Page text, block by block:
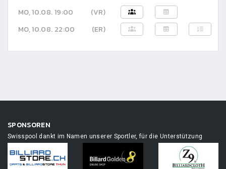
MO, 10.08. 19:00
(VR)
MO, 10.08. 22:00
(ER)
SPONSOREN
Swisspool dankt im Namen unserer Sportler, für die Unterstützung